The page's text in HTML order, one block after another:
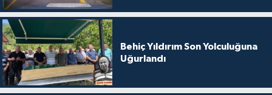
Behiç Yıldırım Son Yolculuğuna
Uğurlandı